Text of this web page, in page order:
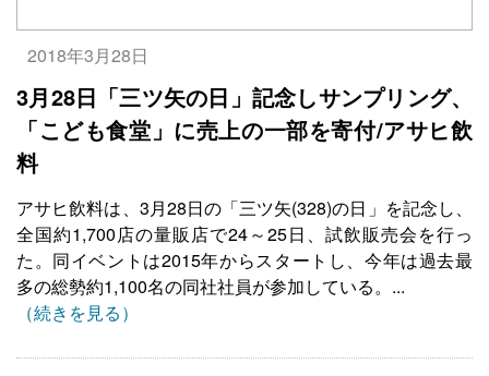
2018年3月28日
3月28日「三ツ矢の日」記念しサンプリング、
「こども食堂」に売上の一部を寄付/アサヒ飲
料
アサヒ飲料は、3月28日の「三ツ矢(328)の日」を記念し、
全国約1,700店の量販店で24～25日、試飲販売会を行っ
た。同イベントは2015年からスタートし、今年は過去最
多の総勢約1,100名の同社社員が参加している。...
（続きを見る）